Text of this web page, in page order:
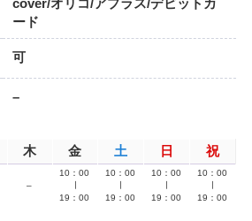
cover/オリコ/アプラス/デビットカ
ード
可
–
木 金 土 日 祝
–
10：00
19：00
10：00
19：00
10：00
19：00
10：00
19：00